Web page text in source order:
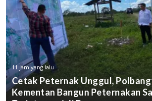
11 jam yang lalu
Cetak Peternak Unggul,
Kementan Bangun Peternakan